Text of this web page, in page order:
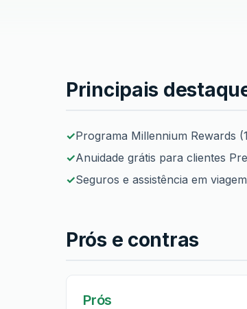
Cartão Gold Prestige
Principais
Programa Millennium Rewards
Anuidade grátis para clientes
Seguros e assistência em viagem
Prós e contras
Prós